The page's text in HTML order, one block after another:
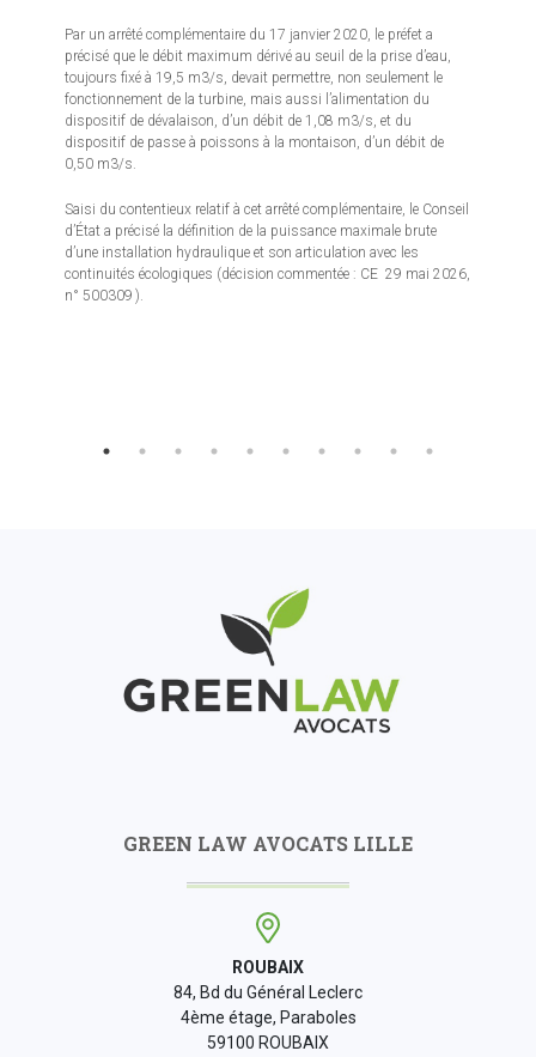
Par un arrêté complémentaire du 17 janvier 2020, le préfet a
précisé que le débit maximum dérivé au seuil de la prise d’eau,
toujours fixé à 19,5 m3/s, devait permettre, non seulement le
fonctionnement de la turbine, mais aussi l’alimentation du
dispositif de dévalaison, d’un débit de 1,08 m3/s, et du
dispositif de passe à poissons à la montaison, d’un débit de
0,50 m3/s.
Saisi du contentieux relatif à cet arrêté complémentaire, le Conseil
d’État a précisé la définition de la puissance maximale brute
d’une installation hydraulique et son articulation avec les
continuités écologiques (décision commentée : CE 29 mai 2026,
n° 500309 ).
GREEN LAW AVOCATS LILLE
ROUBAIX
84, Bd du Général Leclerc
4ème étage, Paraboles
59100 ROUBAIX